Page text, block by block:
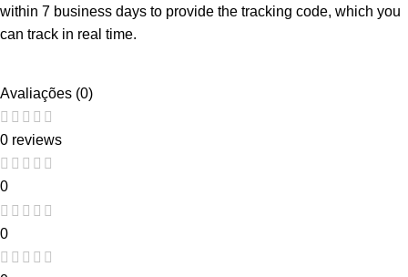
within 7 business days to provide the tracking code, which you
can track in real time.
Avaliações (0)
0 reviews
0
0